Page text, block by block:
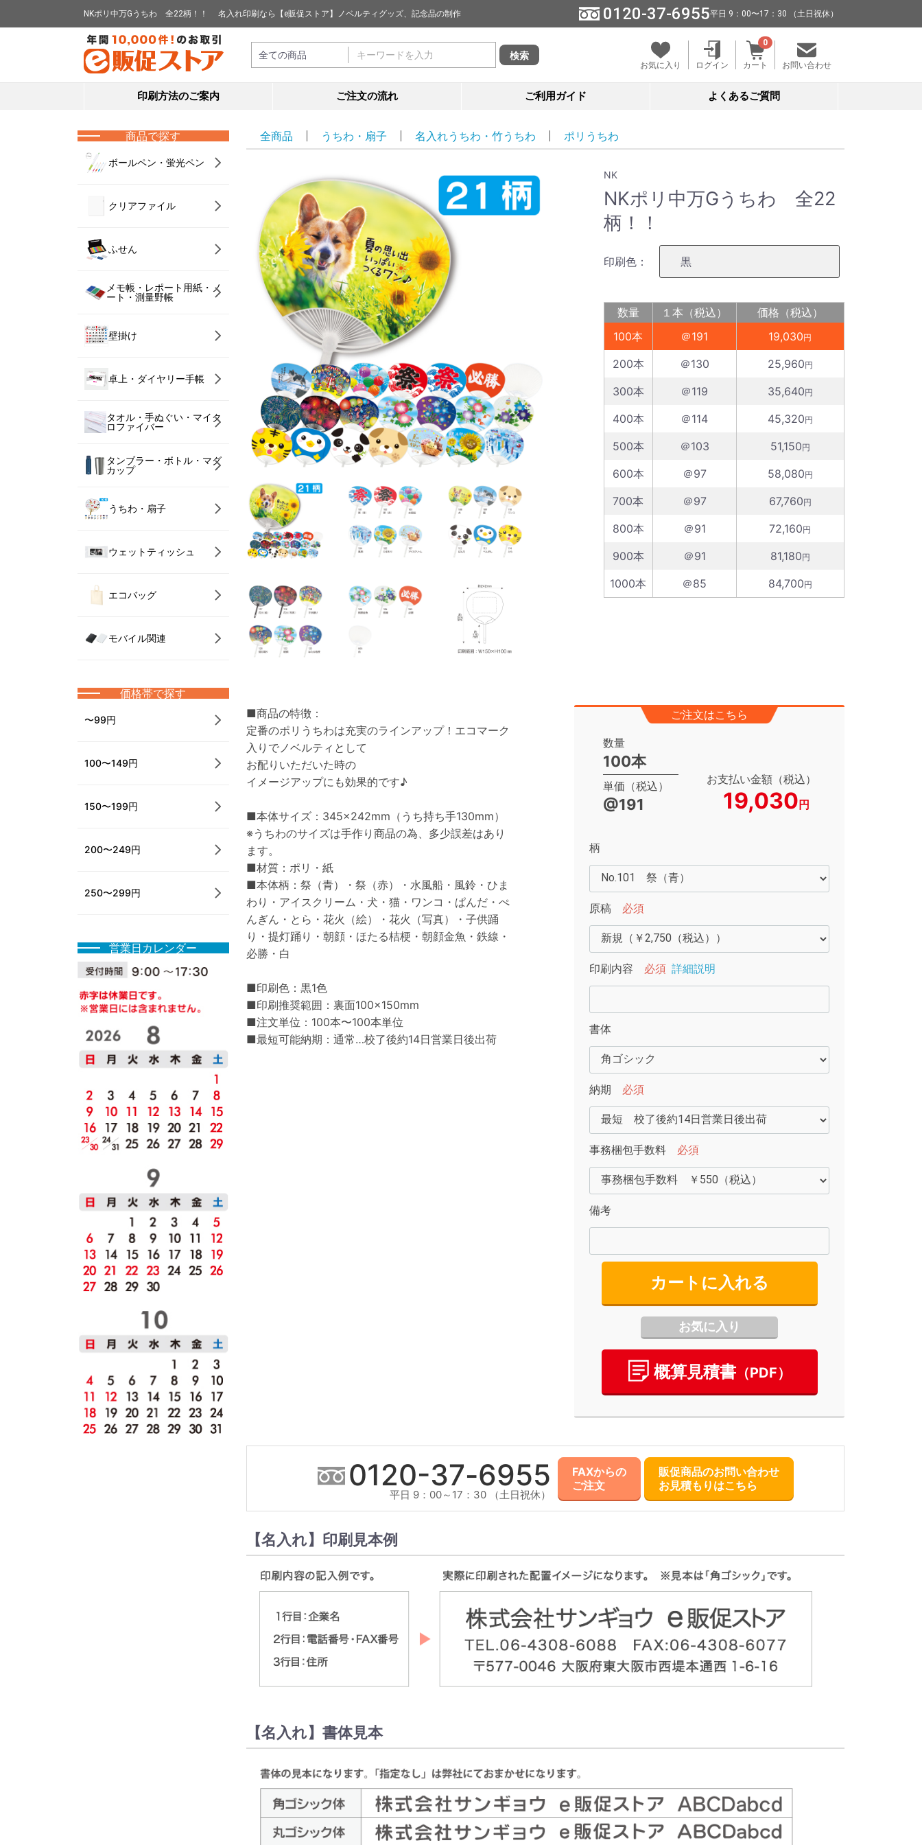
NKポリ中万Gうちわ 全22柄！！ 名入れ印刷なら【e販促ストア】ノベルティグッズ、記念品の制作 0120-37-6955平⽇ 9：00〜17：30 （⼟⽇祝休）
お気に入り ログイン カート
0
お問い合わせ
印刷方法のご案内 ご注文の流れ ご利用ガイド よくあるご質問
全商品 うちわ・扇子 名入れうちわ・竹うちわ ポリうちわ
NK
NKポリ中万Gうちわ 全22
柄！！
印刷色：
数量 １本（税込）
価格（税込）
100本
＠191 19,030円
200本 ＠130 25,960円
300本 ＠119 35,640円
400本 ＠114 45,320円
500本 ＠103 51,150円
600本 ＠97 58,080円
700本 ＠97 67,760円
800本 ＠91 72,160円
900本 ＠91 81,180円
1000本 ＠85 84,700円
ご注文はこちら
数量
100本
単価（税込）
@191
お支払い金額（税込）
19,030円
柄
原稿 必須
印刷内容 必須 詳細説明
書体
納期 必須
事務梱包手数料 必須
備考
カートに入れる
お気に入り
概算⾒積書 （PDF）
■商品の特徴：
定番のポリうちわは充実のラインアップ！エコマーク
入りでノベルティとして
お配りいただいた時の
イメージアップにも効果的です♪
■本体サイズ：345×242mm（うち持ち手130mm）
※うちわのサイズは手作り商品の為、多少誤差はあり
ます。
■材質：ポリ・紙
■本体柄：祭（青）・祭（赤）・水風船・風鈴・ひま
わり・アイスクリーム・犬・猫・ワンコ・ぱんだ・ぺ
んぎん・とら・花火（絵）・花火（写真）・子供踊
り・提灯踊り・朝顔・ほたる桔梗・朝顔金魚・鉄線・
必勝・白
■印刷色：黒1色
■印刷推奨範囲：裏面100×150mm
■注文単位：100本〜100本単位
■最短可能納期：通常…校了後約14日営業日後出荷
0120-37-6955
平日 9：00～17：30 （土日祝休）
FAXからの
ご注文
販促商品のお問い合わせ
お見積もりはこちら
【名入れ】印刷見本例
【名入れ】書体見本
商品で探す
ボールペン・蛍光ペン
クリアファイル
ふせん
メモ帳・レポート用紙・ノ
ート・測量野帳
壁掛け
卓上・ダイヤリー手帳
タオル・手ぬぐい・マイク
ロファイバー
タンブラー・ボトル・マグ
カップ
うちわ・扇子
ウェットティッシュ
エコバッグ
モバイル関連
価格帯で探す
〜99円
100〜149円
150〜199円
200〜249円
250〜299円
営業⽇カレンダー